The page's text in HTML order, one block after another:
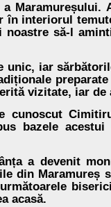
interiorul
să-l
unic, iar
vizitate, iar
bazele
a devenit
din Maramureș
acasă.